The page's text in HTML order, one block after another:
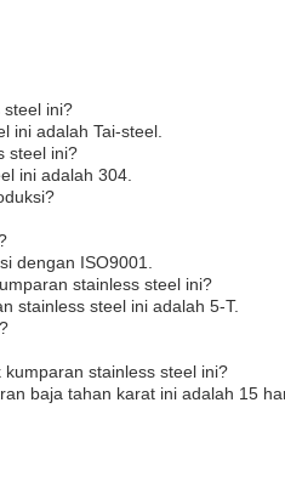
steel ini?
ini adalah Tai-steel.
steel ini?
ini adalah 304.
dengan ISO9001.
stainless steel ini?
stainless steel ini adalah 5-T.
stainless steel ini?
baja tahan karat ini adalah 15